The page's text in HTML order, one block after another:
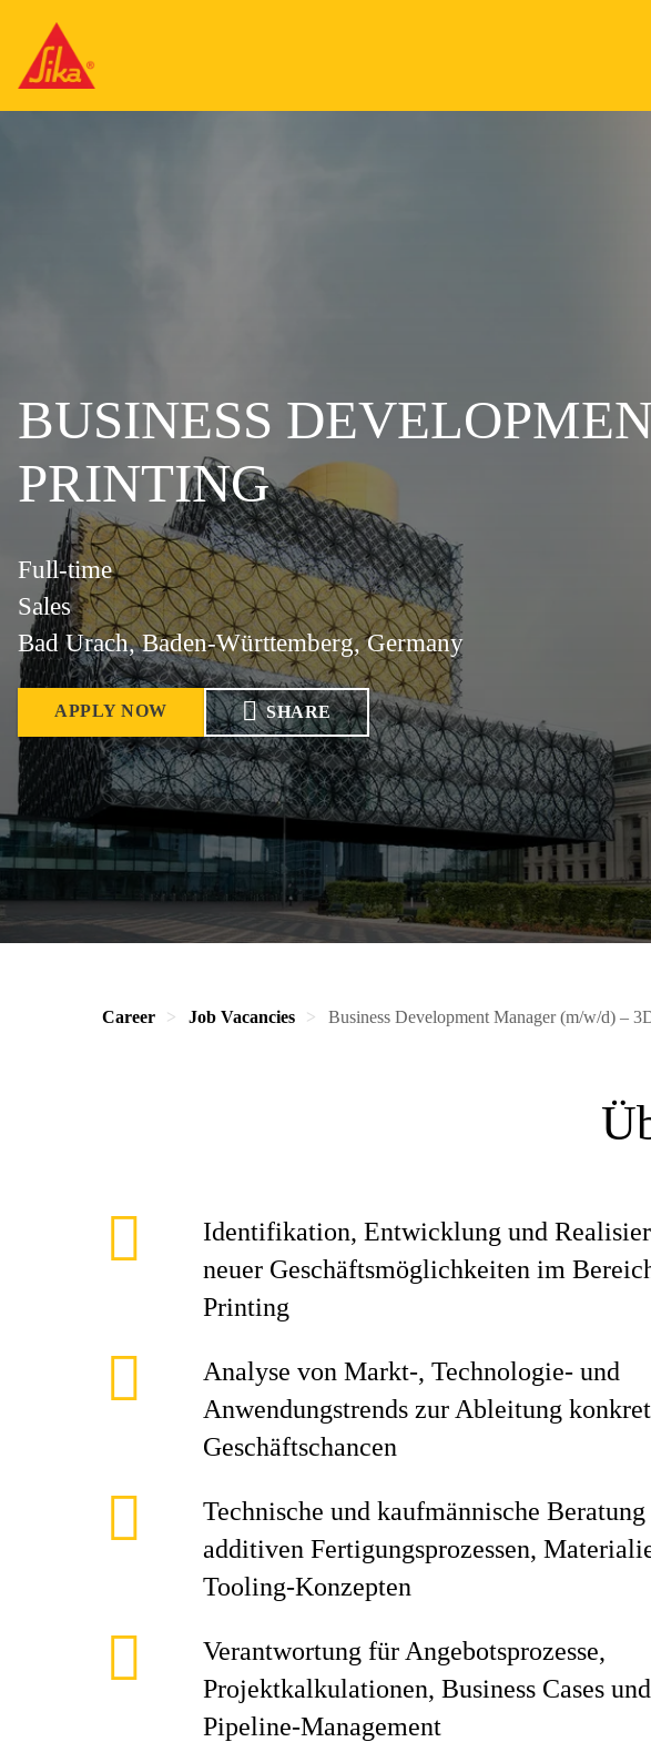
BUSINESS
PRINTING
Full-time
Sales
Bad Urach, Baden-Württemberg, Germany
APPLY NOW SHARE
Career Job Vacancies Business Development Manager (m/w/d) –
Identifikation, Entwicklung und
neuer Geschäftsmöglichkeiten im
Printing
Analyse von Markt-, Technologie- und
Anwendungstrends zur Ableitung
Geschäftschancen
Technische und kaufmännische Beratung
additiven Fertigungsprozessen,
Tooling-Konzepten
Verantwortung für Angebotsprozesse,
Projektkalkulationen, Business Cases und
Pipeline-Management